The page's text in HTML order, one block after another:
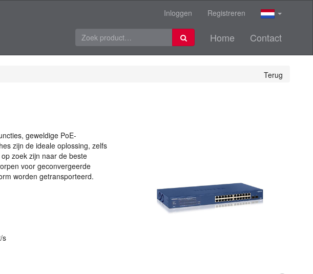
Inloggen Registreren
Home Contact
Terug
geweldige PoE-
zijn de ideale oplossing, zelfs
zoek zijn naar de beste
voor geconvergeerde
worden getransporteerd.
s